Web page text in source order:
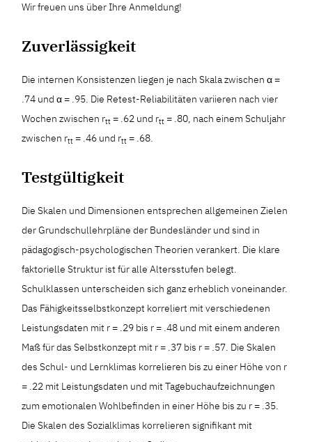
Wir freuen uns über Ihre Anmeldung!
Zuverlässigkeit
Die internen Konsistenzen liegen je nach Skala zwischen α =
.74 und α = .95. Die Retest-Reliabilitäten variieren nach vier
Wochen zwischen rtt = .62 und rtt = .80, nach einem Schuljahr
zwischen rtt = .46 und rtt = .68.
Testgültigkeit
Die Skalen und Dimensionen entsprechen allgemeinen Zielen
der Grundschullehrpläne der Bundesländer und sind in
pädagogisch-psychologischen Theorien verankert. Die klare
faktorielle Struktur ist für alle Altersstufen belegt.
Schulklassen unterscheiden sich ganz erheblich voneinander.
Das Fähigkeitsselbstkonzept korreliert mit verschiedenen
Leistungsdaten mit r = .29 bis r = .48 und mit einem anderen
Maß für das Selbstkonzept mit r = .37 bis r = .57. Die Skalen
des Schul- und Lernklimas korrelieren bis zu einer Höhe von r
= .22 mit Leistungsdaten und mit Tagebuchaufzeichnungen
zum emotionalen Wohlbefinden in einer Höhe bis zu r = .35.
Die Skalen des Sozialklimas korrelieren signifikant mit